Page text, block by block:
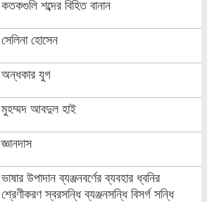
ছন্দ
অলঙ্কার
বাক্য পরিবর্তন
হ্ণ, হ্ন, হ্ম, হ্র, হৃ, হ্ল, হ্য, হ্ব
কতকগুলি শব্দের বিহিত বানান
সেলিনা হোসেন
অন্ধকার যুগ
মুহম্মদ আবদুল হাই
জ্ঞানদাস
ভাষার উপাদান ব্যঞ্জনবর্ণের ব্যবহার ধ্বনির
শ্রেণীকরণ স্বরসন্ধি ব্যঞ্জনসন্ধি বিসর্গ সন্ধি